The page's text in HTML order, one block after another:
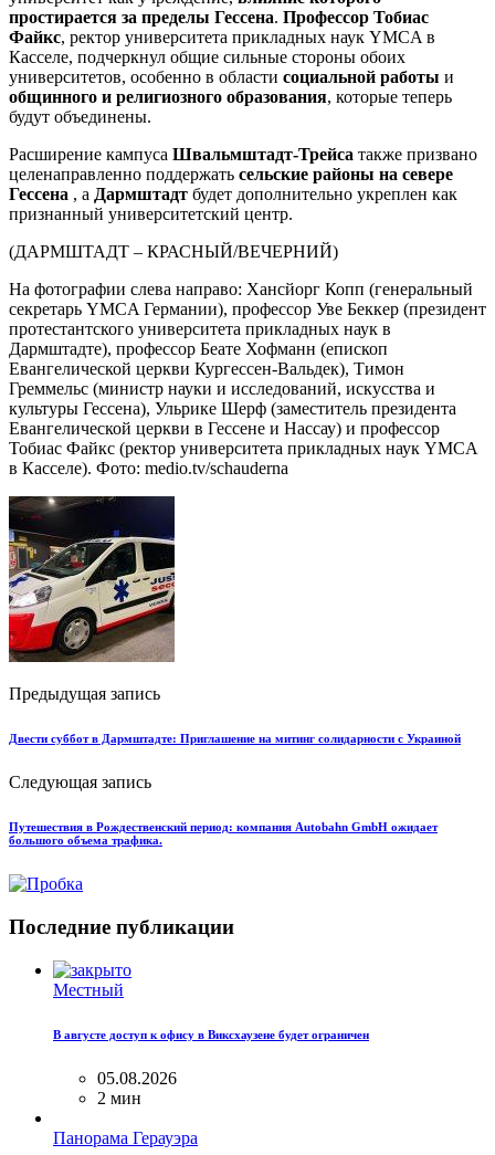
простирается за пределы Гессена. Профессор Тобиас
Файкс, ректор университета прикладных наук YMCA в
Касселе, подчеркнул общие сильные стороны обоих
университетов, особенно в области социальной работы и
общинного и религиозного образования, которые теперь
будут объединены.
Расширение кампуса Швальмштадт-Трейса также призвано
целенаправленно поддержать сельские районы на севере
Гессена , а Дармштадт будет дополнительно укреплен как
признанный университетский центр.
(ДАРМШТАДТ – КРАСНЫЙ/ВЕЧЕРНИЙ)
На фотографии слева направо: Хансйорг Копп (генеральный
секретарь YMCA Германии), профессор Уве Беккер (президент
протестантского университета прикладных наук в
Дармштадте), профессор Беате Хофманн (епископ
Евангелической церкви Кургессен-Вальдек), Тимон
Греммельс (министр науки и исследований, искусства и
культуры Гессена), Ульрике Шерф (заместитель президента
Евангелической церкви в Гессене и Нассау) и профессор
Тобиас Файкс (ректор университета прикладных наук YMCA
в Касселе). Фото: medio.tv/schauderna
Предыдущая запись
Двести суббот в Дармштадте: Приглашение на митинг солидарности с Украиной
Следующая запись
Путешествия в Рождественский период: компания Autobahn GmbH ожидает
большого объема трафика.
Последние публикации
Местный
В августе доступ к офису в Виксхаузене будет ограничен
05.08.2026
2 мин
Панорама Герауэра